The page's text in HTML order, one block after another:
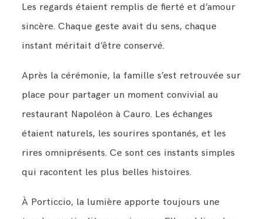
Les regards étaient remplis de fierté et d’amour
sincère. Chaque geste avait du sens, chaque
instant méritait d’être conservé.
Après la cérémonie, la famille s’est retrouvée sur
place pour partager un moment convivial au
restaurant Napoléon à Cauro. Les échanges
étaient naturels, les sourires spontanés, et les
rires omniprésents. Ce sont ces instants simples
qui racontent les plus belles histoires.
À Porticcio, la lumière apporte toujours une